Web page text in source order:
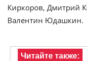
Киркоров, Дмитрий
Валентин Юдашкин.
Читайте также: